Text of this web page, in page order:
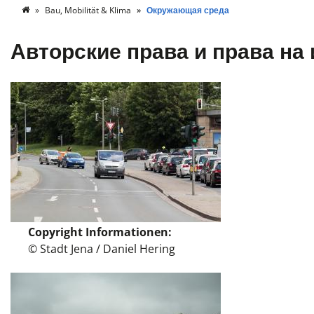
Bau, Mobilität & Klima Окружающая среда
Авторские права и права на
Copyright Informationen
© Stadt Jena / Daniel Hering